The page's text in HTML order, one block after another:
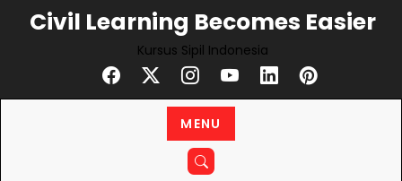
Civil Learning Becomes Easier
Kursus Sipil Indonesia
MENU